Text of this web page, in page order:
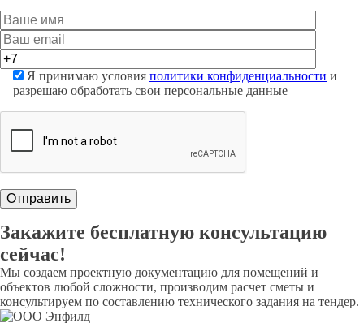
Я принимаю условия политики конфиденциальности и
разрешаю обработать свои персональные данные
Закажите бесплатную консультацию
сейчас!
Мы создаем проектную документацию для помещений и
объектов любой сложности, производим расчет сметы и
консультируем по составлению технического задания на тендер.